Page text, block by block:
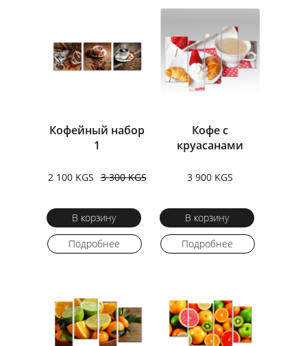
Кофейный набор
1
2 100 KGS 3 300 KGS
В корзину
Подробнее
Кофе с
круасанами
3 900 KGS
В корзину
Подробнее